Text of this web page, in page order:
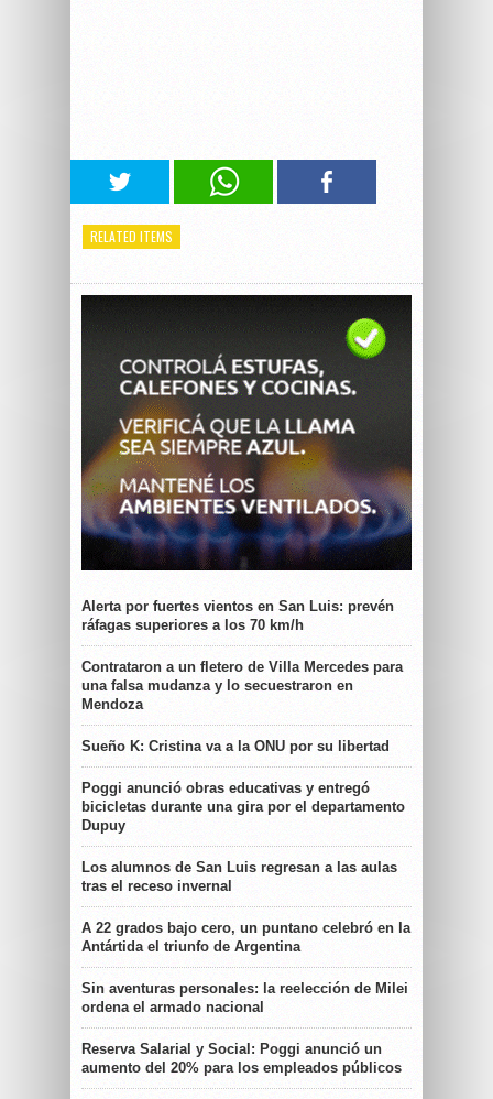
RELATED ITEMS
Alerta por fuertes vientos en San Luis: prevén
ráfagas superiores a los 70 km/h
Contrataron a un fletero de Villa Mercedes para
una falsa mudanza y lo secuestraron en
Mendoza
Sueño K: Cristina va a la ONU por su libertad
Poggi anunció obras educativas y entregó
bicicletas durante una gira por el departamento
Dupuy
Los alumnos de San Luis regresan a las aulas
tras el receso invernal
A 22 grados bajo cero, un puntano celebró en la
Antártida el triunfo de Argentina
Sin aventuras personales: la reelección de Milei
ordena el armado nacional
Reserva Salarial y Social: Poggi anunció un
aumento del 20% para los empleados públicos